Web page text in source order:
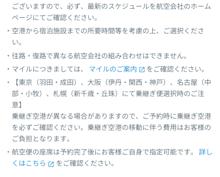
ございますので、必ず、最新のスケジュールを航空会社のホーム
ページにてご確認ください。
空港から宿泊施設までの所要時間等を考慮の上、ご選択くださ
い。
往路・復路で異なる航空会社の組み合わせはできません。
マイルにつきましては、
マイルのご案内
をご確認ください。
【東京（羽田・成田）、大阪（伊丹・関西・神戸）、名古屋（中
部・小牧）、札幌（新千歳・丘珠）にて乗継ぎ便選択時のご注
意】
乗継ぎ空港が異なる場合がありますので、ご予約時に乗継ぎ空港
を必ずご確認ください。乗継ぎ空港の移動に伴う費用はお客様の
ご負担となります。
航空便の座席は予約完了後にお客様ご自身で指定可能です。
詳し
くはこちら
をご確認ください。